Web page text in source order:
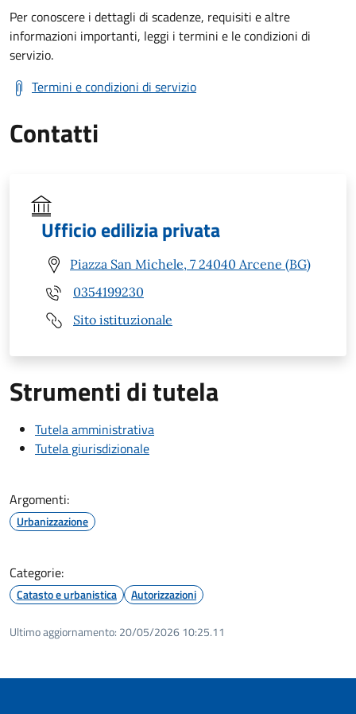
Per conoscere i dettagli di scadenze, requisiti e altre
informazioni importanti, leggi i termini e le condizioni di
servizio.
Termini e condizioni di servizio
Contatti
Ufficio edilizia privata
Piazza San Michele, 7 24040 Arcene (BG)
0354199230
Sito istituzionale
Strumenti di tutela
Tutela amministrativa
Tutela giurisdizionale
Argomenti:
Urbanizzazione
Categorie:
Catasto e urbanistica Autorizzazioni
Ultimo aggiornamento: 20/05/2026 10:25.11